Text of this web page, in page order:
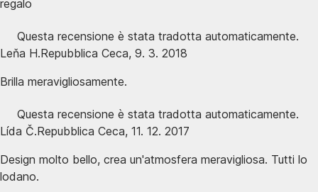
regalo
Questa recensione è stata tradotta automaticamente.
Leňa H.Repubblica Ceca, 9. 3. 2018
Brilla meravigliosamente.
Questa recensione è stata tradotta automaticamente.
Lída Č.Repubblica Ceca, 11. 12. 2017
Design molto bello, crea un'atmosfera meravigliosa. Tutti lo
lodano.